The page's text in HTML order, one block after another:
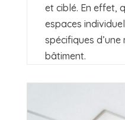
et ciblé. En effet,
espaces
spécifiques d’une
bâtiment.